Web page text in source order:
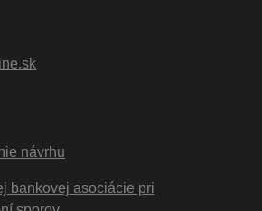
návrhu
bankovej asociácie pri